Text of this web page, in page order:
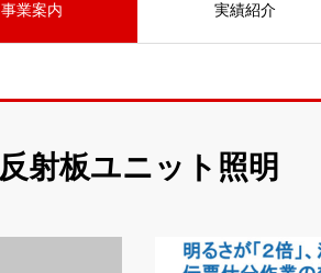
事業案内 実績紹介
反射板ユニット照明